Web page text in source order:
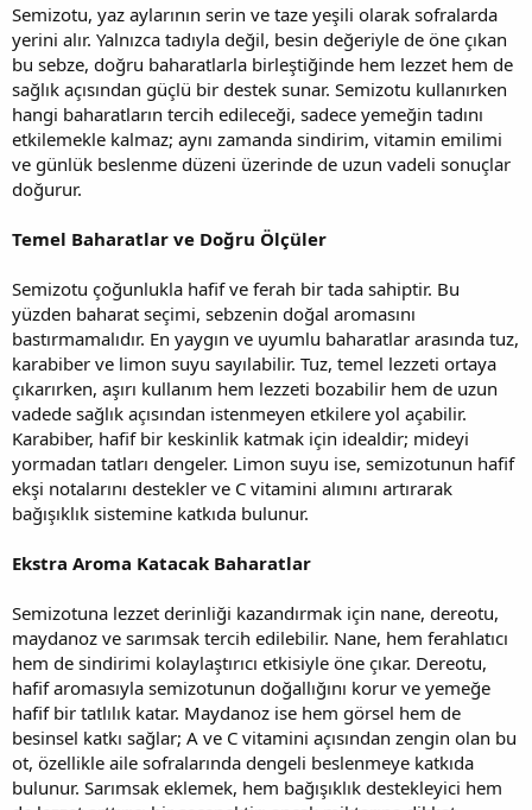
t
a
n
r
i
h
i
Semizotu, yaz aylarının serin ve taze yeşili olarak sofralarda
yerini alır. Yalnızca tadıyla değil, besin değeriyle de öne çıkan
bu sebze, doğru baharatlarla birleştiğinde hem lezzet hem de
sağlık açısından güçlü bir destek sunar. Semizotu kullanırken
hangi baharatların tercih edileceği, sadece yemeğin tadını
etkilemekle kalmaz; aynı zamanda sindirim, vitamin emilimi
ve günlük beslenme düzeni üzerinde de uzun vadeli sonuçlar
doğurur.
Temel Baharatlar ve Doğru Ölçüler
Semizotu çoğunlukla hafif ve ferah bir tada sahiptir. Bu
yüzden baharat seçimi, sebzenin doğal aromasını
bastırmamalıdır. En yaygın ve uyumlu baharatlar arasında tuz,
karabiber ve limon suyu sayılabilir. Tuz, temel lezzeti ortaya
çıkarırken, aşırı kullanım hem lezzeti bozabilir hem de uzun
vadede sağlık açısından istenmeyen etkilere yol açabilir.
Karabiber, hafif bir keskinlik katmak için idealdir; mideyi
yormadan tatları dengeler. Limon suyu ise, semizotunun hafif
ekşi notalarını destekler ve C vitamini alımını artırarak
bağışıklık sistemine katkıda bulunur.
Ekstra Aroma Katacak Baharatlar
Semizotuna lezzet derinliği kazandırmak için nane, dereotu,
maydanoz ve sarımsak tercih edilebilir. Nane, hem ferahlatıcı
hem de sindirimi kolaylaştırıcı etkisiyle öne çıkar. Dereotu,
hafif aromasıyla semizotunun doğallığını korur ve yemeğe
hafif bir tatlılık katar. Maydanoz ise hem görsel hem de
besinsel katkı sağlar; A ve C vitamini açısından zengin olan bu
ot, özellikle aile sofralarında dengeli beslenmeye katkıda
bulunur. Sarımsak eklemek, hem bağışıklık destekleyici hem